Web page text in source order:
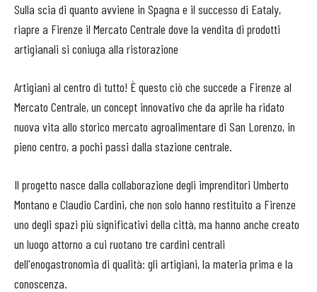
Sulla scia di quanto avviene in Spagna e il successo di Eataly,
riapre a Firenze il Mercato Centrale dove la vendita di prodotti
artigianali si coniuga alla ristorazione
Artigiani al centro di tutto! È questo ciò che succede a Firenze al
Mercato Centrale, un concept innovativo che da aprile ha ridato
nuova vita allo storico mercato agroalimentare di San Lorenzo, in
pieno centro, a pochi passi dalla stazione centrale.
Il progetto nasce dalla collaborazione degli imprenditori Umberto
Montano e Claudio Cardini, che non solo hanno restituito a Firenze
uno degli spazi più significativi della città, ma hanno anche creato
un luogo attorno a cui ruotano tre cardini centrali
dell'enogastronomia di qualità: gli artigiani, la materia prima e la
conoscenza.